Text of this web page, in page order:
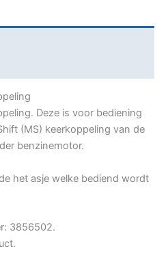
Deze is voor bediening
(MS) keerkoppeling van de
benzinemotor.
het asje welke bediend wordt
3856502.